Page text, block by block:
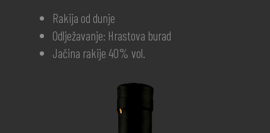
Rakija od dunje
Odlježavanje: Hrastova burad
Jačina rakije 40% vol.